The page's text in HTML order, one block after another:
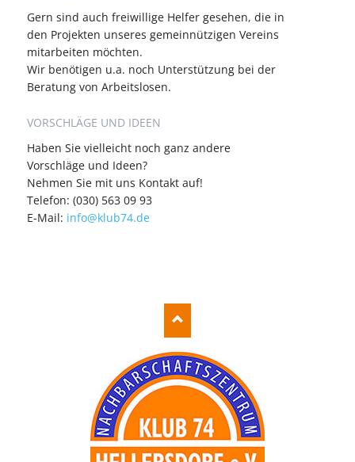
Gern sind auch freiwillige Helfer gesehen, die in
den Projekten unseres gemeinnützigen Vereins
mitarbeiten möchten.
Wir benötigen u.a. noch Unterstützung bei der
Beratung von Arbeitslosen.
VORSCHLÄGE UND IDEEN
Haben Sie vielleicht noch ganz andere
Vorschläge und Ideen?
Nehmen Sie mit uns Kontakt auf!
Telefon: (030) 563 09 93
E-Mail: info@klub74.de